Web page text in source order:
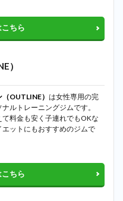
ちら
）
OUTLINE） は女性専用の完
ルトレーニングジムです。
て料金も安く子連れでもOKな
エットにもおすすめのジムで
ちら